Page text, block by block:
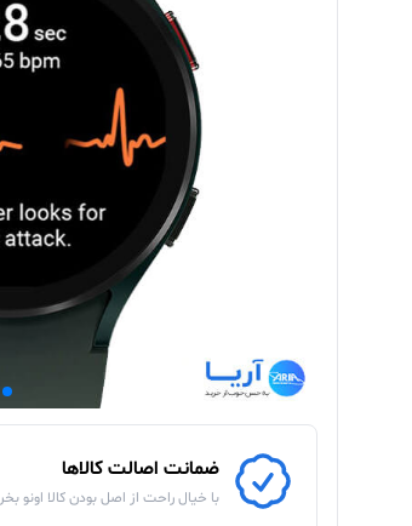
ضمانت اصالت کالاها
با خیال راحت از اصل بودن کالا اونو بخر